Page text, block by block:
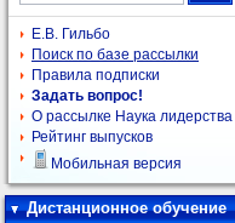
Е.В. Гильбо
Поиск по базе рассылки
Правила подписки
Задать вопрос!
О рассылке Наука лидерства
Рейтинг выпусков
Мобильная версия
Дистанционное обучение